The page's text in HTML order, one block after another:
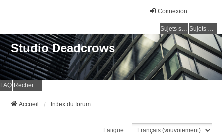
Connexion
Sujets sans réponse Sujets actifs
Studio Deadcrows
FAQ Rechercher
Accueil Index du forum
Langue :